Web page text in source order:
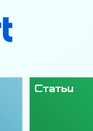
Статьи